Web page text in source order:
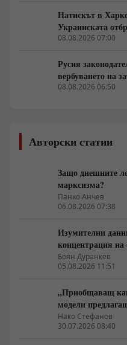
Натискът в
Украинската
логистична криза
08.08.2026 07:00
Русия
вербуването на
08.08.2026 06:50
Авторски статии
Защо днешните
марксизма?
Панко Анчев
06.08.2026 07:38
Изумителни
концентрация на
на най-богатия
Боян Дуранкев
05.08.2026 11:51
„Приобщаващ
модели
неолиберализма
Нако Стефанов
30.07.2026 08:40